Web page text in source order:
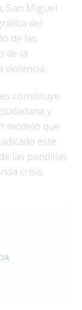
San Miguel
del
de las
de la
violencia.
constituye
y
modelo que
este
las pandillas
crisis